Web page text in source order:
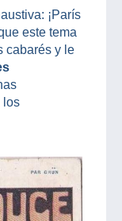
¡París
este tema
cabarés y le
los